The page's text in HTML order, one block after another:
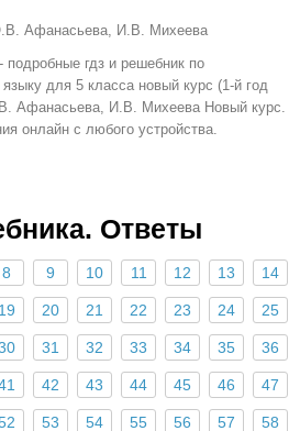
Афанасьева, И.В. Михеева
подробные гдз и решебник по
для 5 класса новый курс (1-й год
Афанасьева, И.В. Михеева Новый курс.
онлайн с любого устройства.
Ответы
8 9 10 11 12 13 14
19 20 21 22 23 24 25
31 32 33 34 35 36
42 43 44 45 46 47
53 54 55 56 57 58